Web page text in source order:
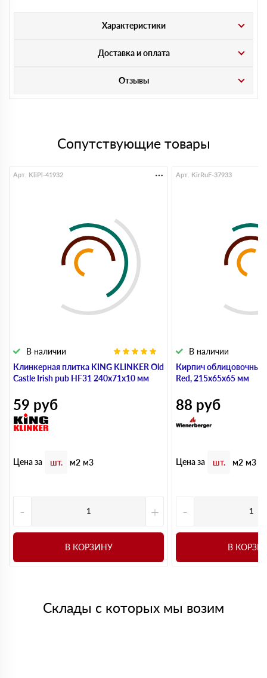
Характеристики
Доставка и оплата
Отзывы
Сопутствующие товары
Клинкерная плитка KING KLINKER Old
Castle Irish pub HF31 240х71х10 мм
В наличии
Арт. KliPl-41932
59 руб
Цена за шт. м2 м3
- +
В КОРЗИНУ
Кирпич облицовочный
Red, 215х65х65 мм
В наличии
Арт. KirRuF-37933
88 руб
Цена за шт. м2 м3
-
В
Склады с которых мы возим